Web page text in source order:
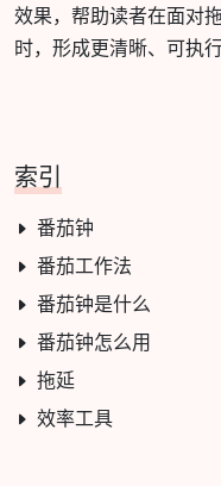
效果，帮助读者在面对
时，形成更清晰、可执
索引
番茄钟
番茄工作法
番茄钟是什么
番茄钟怎么用
拖延
效率工具